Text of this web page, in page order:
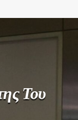
Του